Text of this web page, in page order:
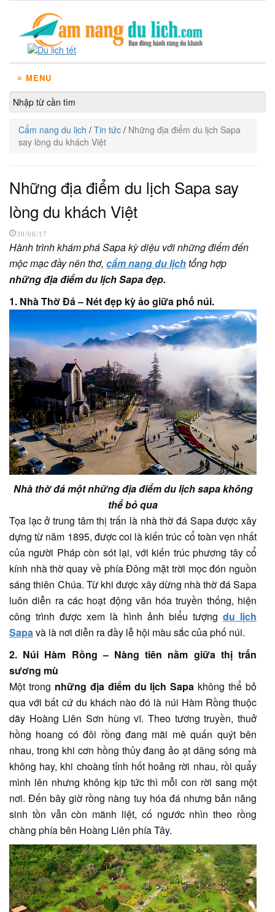
≡ MENU
Cẩm nang du lịch / Tin tức / Những địa điểm du lịch Sapa
say lòng du khách Việt
Những địa điểm du lịch Sapa say
lòng du khách Việt
30/06/17
Hành trình khám phá Sapa kỳ diệu với những điểm đến
mộc mạc đầy nên thơ, cẩm nang du lịchtổng hợp
những địa điểm du lịch Sapa đẹp.
1. Nhà Thờ Đá – Nét đẹp kỳ ảo giữa phố núi.
Nhà thờ đá một những địa điểm du lịch sapa không
thể bỏ qua
Tọa lạc ở trung tâm thị trấn là nhà thờ đá Sapa được xây
dựng từ năm 1895, được coi là kiến trúc cổ toàn vẹn nhất
của người Pháp còn sót lại, với kiến trúc phương tây cổ
kính nhà thờ quay về phía Đông mặt trời mọc đón nguồn
sáng thiên Chúa. Từ khi được xây dừng nhà thờ đá Sapa
luôn diễn ra các hoạt động văn hóa truyền thống, hiện
công trình được xem là hình ảnh biểu tượng du lịch
Sapavà là nơi diễn ra đầy lễ hội màu sắc của phố núi.
2. Núi Hàm Rồng – Nàng tiên nằm giữa thị trấn
sương mù
Một trong những địa điểm du lịch Sapa không thể bỏ
qua với bất cứ du khách nào đó là núi Hàm Rồng thuộc
dãy Hoàng Liên Sơn hùng vĩ. Theo tương truyền, thuở
hồng hoang có đôi rồng đang mãi mê quấn quýt bên
nhau, trong khi cơn hồng thủy đang ảo ạt dâng sóng mà
không hay, khi choàng tỉnh hốt hoảng rời nhau, rồi quẩy
mình lên nhưng không kịp tức thì mỗi con rời sang một
nơi. Đến bây giờ rồng nàng tuy hóa đá nhưng bản năng
sinh tồn vẫn còn mãnh liệt, cố ngước nhìn theo rồng
chàng phía bên Hoàng Liên phía Tây.